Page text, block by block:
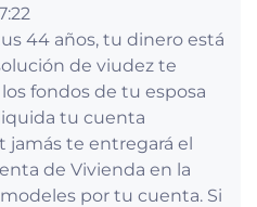
44 años, tu dinero está
de viudez te
fondos de tu esposa
tu cuenta
jamás te entregará el
de Vivienda en la
por tu cuenta. Si